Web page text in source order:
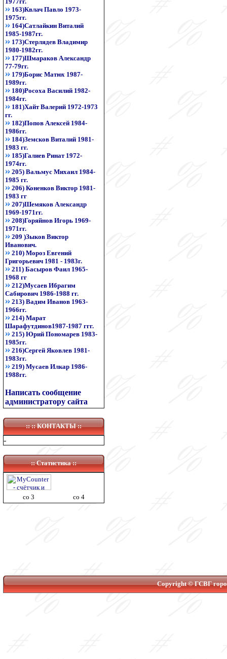
163)Квлач Павло 1973-
1975гг.
164)Сатлайкин Виталий
1985-1987гг.
173)Стерлядев Владимир
1980-1982гг.
177)Шмараков Александр
77-79гг.
179)Борис Матюх 1987-
1989гг.
180)Росоха Василий 1982-
1984гг.
181)Хайт Валерий 1972-1973
гг.
182)Попов Алексей 1984-
1986гг.
184)Земсков Виталий 1981-
1983 гг.
185)Галиев Ринат 1972-
1974гг.
205) Вальмус Михаил 1984-
1985 гг.
206) Коненков Виктор 1981-
1983 гг
207)Шемяков Александр
1969-1971гг.
208)Горяйнов Игорь 1969-
1971гг.
209 )Зыков Виктор
Иванович.
210) Мороз Евгений
Григорьевич 1981 - 1983г.
211) Басыров Фаил 1965-
1968 гг
212)Мусаев Ибрагим
Сабирович 1986-1988 гг.
213) Вадим Иванов 1963-
1966гг.
214) Марат
Шарафутдинов1987-1987 ггг.
215) Юрий Пономарев 1983-
1985гг.
216)Сергей Яковлев 1981-
1983гг.
219) Мусаев Илкар 1986-
1988гг.
Написать сообщение
администратору сайта
:: ::КОНТАКТЫ::
-
:: Статистика ::
co 3 co 4
Copyright © ГСВГ